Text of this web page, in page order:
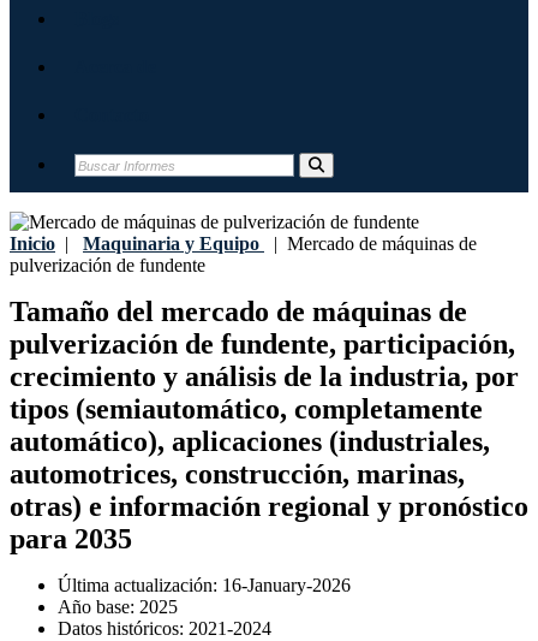
Inicio | Maquinaria y Equipo | Mercado de máquinas de
pulverización de fundente
Tamaño del mercado de máquinas de
pulverización de fundente, participación,
crecimiento y análisis de la industria, por
tipos (semiautomático, completamente
automático), aplicaciones (industriales,
automotrices, construcción, marinas,
otras) e información regional y pronóstico
para 2035
Última actualización: 16-January-2026
Año base: 2025
Datos históricos: 2021-2024